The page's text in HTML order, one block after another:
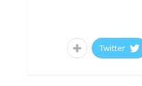
Twitter